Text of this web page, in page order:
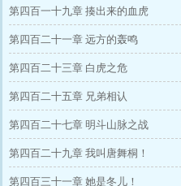
第四百一十九章 揍出来的血虎
第四百二十一章 远方的轰鸣
第四百二十三章 白虎之危
第四百二十五章 兄弟相认
第四百二十七章 明斗山脉之战
第四百二十九章 我叫唐舞桐！
第四百三十一章 她是冬儿！